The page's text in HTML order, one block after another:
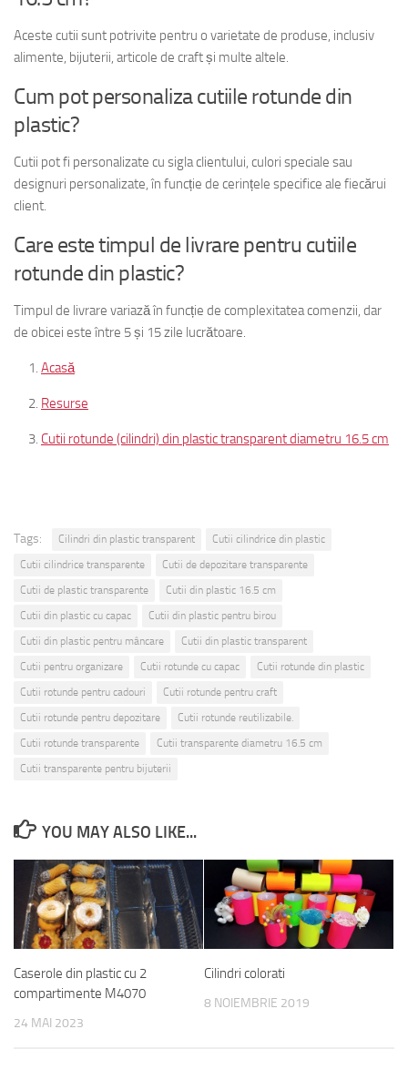
Aceste cutii sunt potrivite pentru o varietate de produse, inclusiv
alimente, bijuterii, articole de craft și multe altele.
Cum pot personaliza cutiile rotunde din
plastic?
Cutii pot fi personalizate cu sigla clientului, culori speciale sau
designuri personalizate, în funcție de cerințele specifice ale fiecărui
client.
Care este timpul de livrare pentru cutiile
rotunde din plastic?
Timpul de livrare variază în funcție de complexitatea comenzii, dar
de obicei este între 5 și 15 zile lucrătoare.
Acasă
Resurse
Cutii rotunde (cilindri) din plastic transparent diametru 16.5 cm
Tags: Cilindri din plastic transparent
Cutii cilindrice din plastic
Cutii cilindrice transparente
Cutii de depozitare transparente
Cutii de plastic transparente
Cutii din plastic 16.5 cm
Cutii din plastic cu capac
Cutii din plastic pentru birou
Cutii din plastic pentru mâncare
Cutii din plastic transparent
Cutii pentru organizare
Cutii rotunde cu capac
Cutii rotunde din plastic
Cutii rotunde pentru cadouri
Cutii rotunde pentru craft
Cutii rotunde pentru depozitare
Cutii rotunde reutilizabile.
Cutii rotunde transparente
Cutii transparente diametru 16.5 cm
Cutii transparente pentru bijuterii
YOU MAY ALSO LIKE...
Caserole din plastic cu 2
compartimente M4070
24 MAI 2023
Cilindri colorati
8 NOIEMBRIE 2019